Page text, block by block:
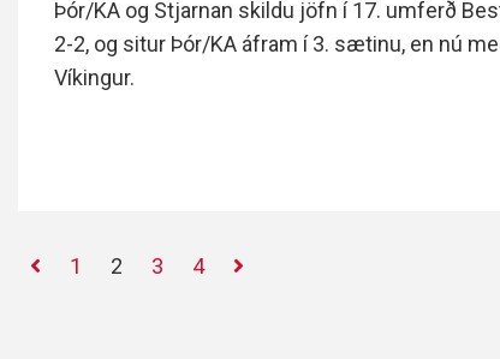
Þór/KA og Stjarnan skildu jöfn í 17. umferð
2-2, og situr Þór/KA áfram í 3. sætinu, en nú
Víkingur.
1 2 3 4